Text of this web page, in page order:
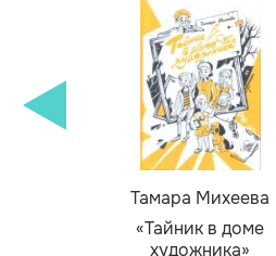
Тамара Михеева
«Тайник в доме
художника»